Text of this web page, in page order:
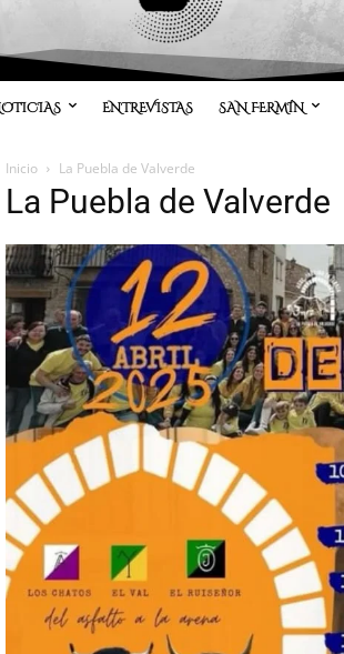
ENTREVISTAS SAN FERMÍN
Inicio La Puebla de Valverde
La Puebla de Valverde